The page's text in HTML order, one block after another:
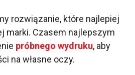
rozwiązanie, które najlepiej
marki. Czasem najlepszym
próbnego wydruku, aby
na własne oczy.